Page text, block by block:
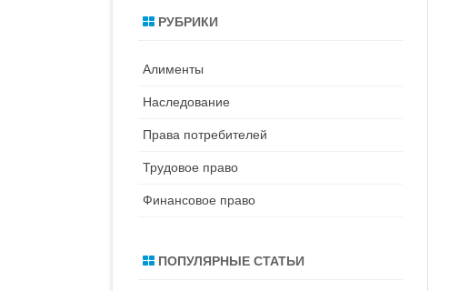
РУБРИКИ
Алименты
Наследование
Права потребителей
Трудовое право
Финансовое право
ПОПУЛЯРНЫЕ СТАТЬИ